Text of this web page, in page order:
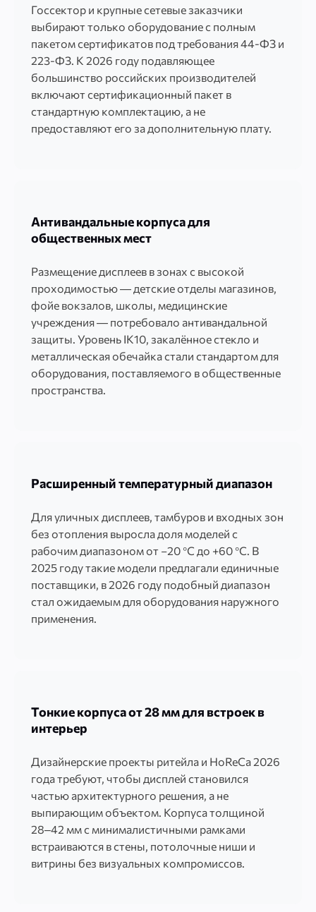
Госсектор и крупные сетевые заказчики
выбирают только оборудование с полным
пакетом сертификатов под требования 44-ФЗ и
223-ФЗ. К 2026 году подавляющее
большинство российских производителей
включают сертификационный пакет в
стандартную комплектацию, а не
предоставляют его за дополнительную плату.
Антивандальные корпуса для
общественных мест
Размещение дисплеев в зонах с высокой
проходимостью — детские отделы магазинов,
фойе вокзалов, школы, медицинские
учреждения — потребовало антивандальной
защиты. Уровень IK10, закалённое стекло и
металлическая обечайка стали стандартом для
оборудования, поставляемого в общественные
пространства.
Расширенный температурный диапазон
Для уличных дисплеев, тамбуров и входных зон
без отопления выросла доля моделей с
рабочим диапазоном от −20 °C до +60 °C. В
2025 году такие модели предлагали единичные
поставщики, в 2026 году подобный диапазон
стал ожидаемым для оборудования наружного
применения.
Тонкие корпуса от 28 мм для встроек в
интерьер
Дизайнерские проекты ритейла и HoReCa 2026
года требуют, чтобы дисплей становился
частью архитектурного решения, а не
выпирающим объектом. Корпуса толщиной
28–42 мм с минималистичными рамками
встраиваются в стены, потолочные ниши и
витрины без визуальных компромиссов.